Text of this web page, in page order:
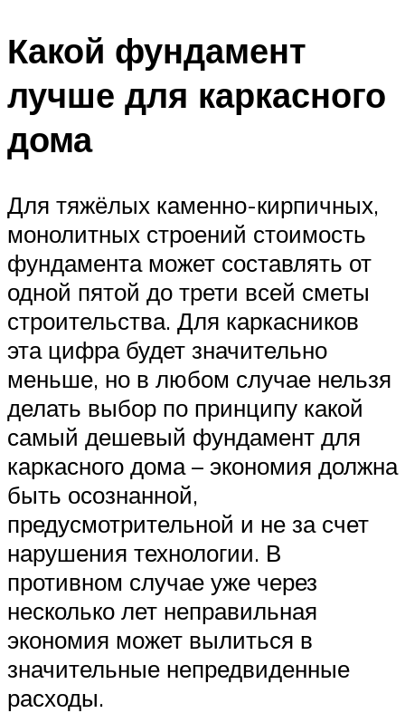
Какой фундамент
лучше для каркасного
дома
Для тяжёлых каменно-кирпичных,
монолитных строений стоимость
фундамента может составлять от
одной пятой до трети всей сметы
строительства. Для каркасников
эта цифра будет значительно
меньше, но в любом случае нельзя
делать выбор по принципу какой
самый дешевый фундамент для
каркасного дома – экономия должна
быть осознанной,
предусмотрительной и не за счет
нарушения технологии. В
противном случае уже через
несколько лет неправильная
экономия может вылиться в
значительные непредвиденные
расходы.